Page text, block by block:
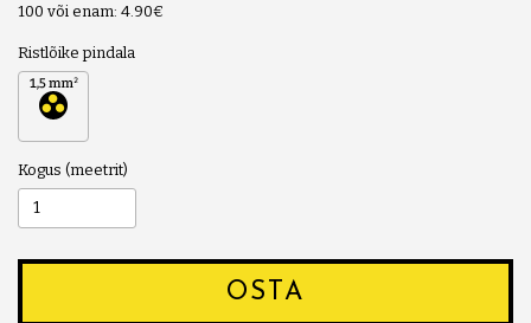
100 või enam: 4.90€
Ristlõike pindala
Kogus
OSTA